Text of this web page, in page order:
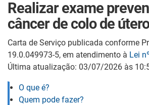
Realizar exame
câncer de colo de útero
Carta de Serviço publicada conforme
19.0.049973-5, em atendimento à Lei
Última atualização: 03/07/2026 às
O que é?
Quem pode fazer?